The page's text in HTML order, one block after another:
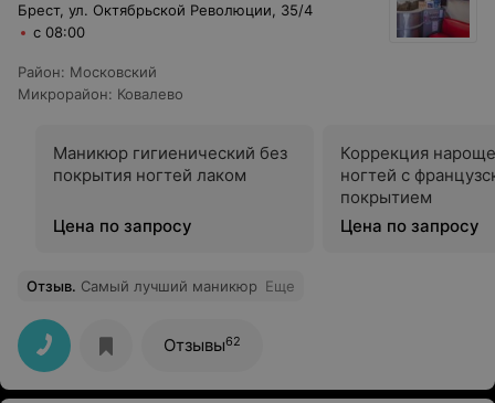
Брест, ул. Октябрьской Революции, 35/4
с 08:00
Район: Московский
Микрорайон: Ковалево
Маникюр гигиенический без
покрытия ногтей лаком
Цена по запросу
Коррекция
ногтей с
покрытием
Цена по запросу
Отзыв. Самый лучший маникюр Еще
Отзывы62